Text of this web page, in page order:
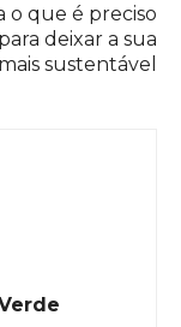
o que é preciso
deixar a sua
sustentável